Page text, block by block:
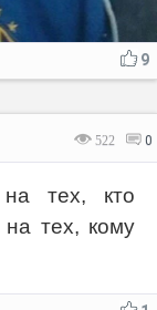
9
522 0
тех, кто
тех, кому